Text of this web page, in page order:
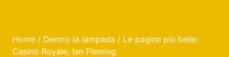
Home / Dentro la lampada / Le pagine più belle:
Casinò Royale, Ian Fleming